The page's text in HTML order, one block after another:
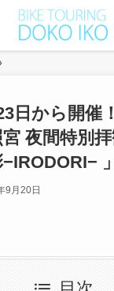
日から開催
宮 夜間
−IRODORI− 」
9月20日